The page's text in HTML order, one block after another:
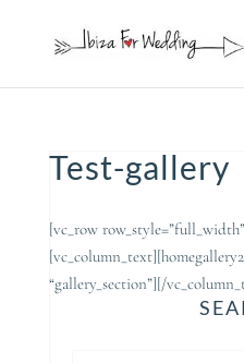
Test-gallery
[vc_row
“gallery_section”][/